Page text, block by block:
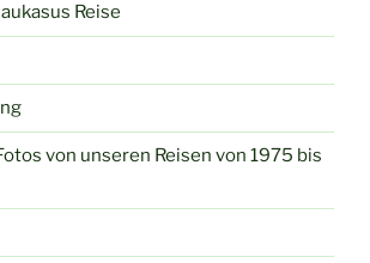
Reise
von unseren Reisen von 1975 bis